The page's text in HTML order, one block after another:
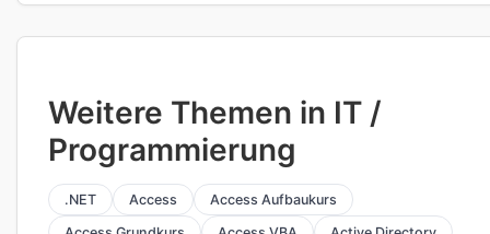
Weitere Themen in IT /
Programmierung
.NET Access
Access Aufbaukurs